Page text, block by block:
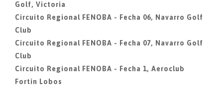
Golf, Victoria
Circuito Regional FENOBA - Fecha 06, Navarro Golf
Club
Circuito Regional FENOBA - Fecha 07, Navarro Golf
Club
Circuito Regional FENOBA - Fecha 1, Aeroclub
Fortin Lobos